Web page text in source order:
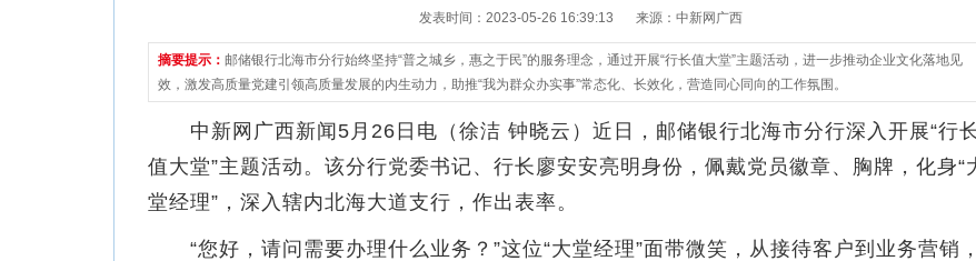
发表时间：2023-05-26 16:39:13 来源：中新网广西
摘要提示： 邮储银行北海市分行始终坚持“普之城乡，惠之于民”的服务理念，通过开展“行长值大堂”主题活动，进一步推动企业文化落地见
效，激发高质量党建引领高质量发展的内生动力，助推“我为群众办实事”常态化、长效化，营造同心同向的工作氛围。
中新网广西新闻5月26日电（徐洁 钟晓云）近日，邮储银行北海市分行深入开展“行
值大堂”主题活动。该分行党委书记、行长廖安安亮明身份，佩戴党员徽章、胸牌，化身“
堂经理”，深入辖内北海大道支行，作出表率。
“您好，请问需要办理什么业务？”这位“大堂经理”面带微笑，从接待客户到业务营销，